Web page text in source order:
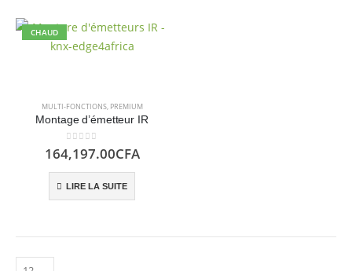
CHAUD
MULTI-FONCTIONS, PREMIUM
Montage d’émetteur IR
0 sur 5
164,197.00CFA
LIRE LA SUITE